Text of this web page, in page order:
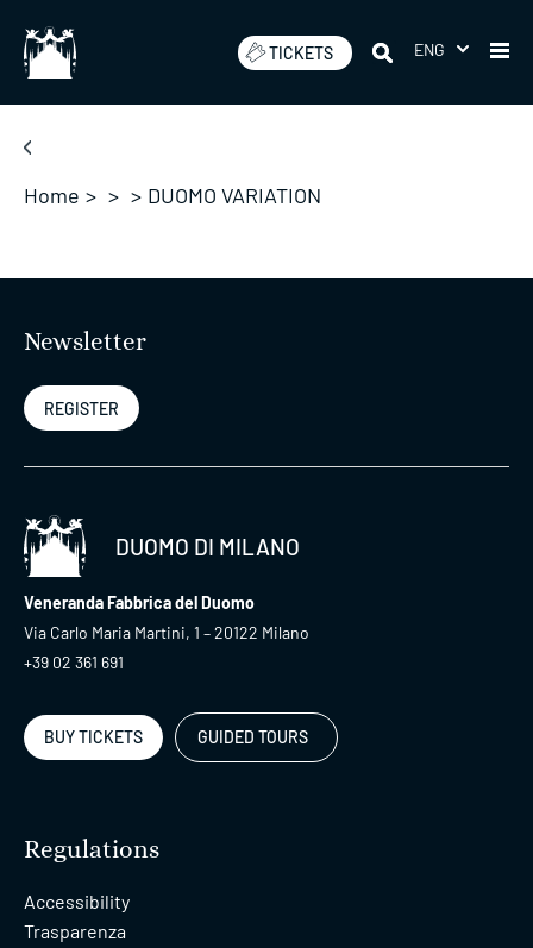
content
TICKETS ENG
Home > > > DUOMO VARIATION
Newsletter
REGISTER
DUOMO DI MILANO
Veneranda Fabbrica del Duomo
Via Carlo Maria Martini, 1 – 20122 Milano
+39 02 361 691
BUY TICKETS GUIDED TOURS
Regulations
Accessibility
Trasparenza